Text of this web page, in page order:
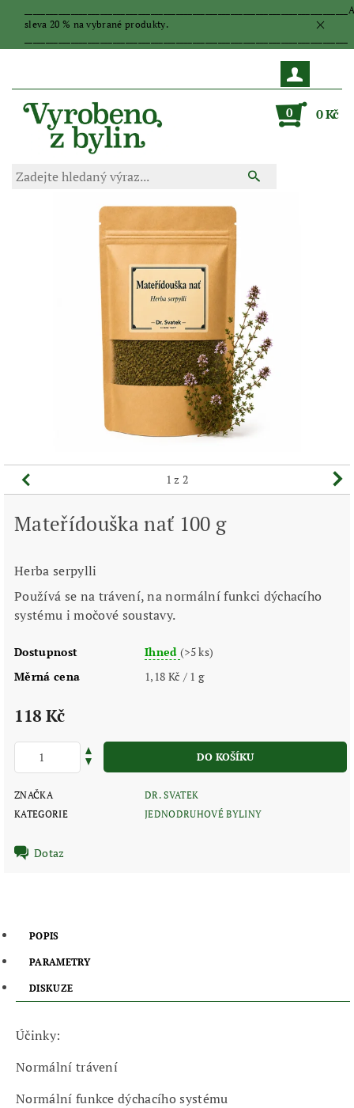
sleva 20 % na vybrané produkty.
0 0 Kč
1 z 2
Mateřídouška nať 100 g
Herba serpylli
Používá se na trávení, na normální funkci dýchacího
systému i močové soustavy.
Dostupnost Ihned(>5 ks)
Měrná cena
1,18 Kč / 1 g
118 Kč
ZNAČKA
DR. SVATEK
KATEGORIE
JEDNODRUHOVÉ BYLINY
Dotaz
POPIS
PARAMETRY
DISKUZE
Účinky:
Normální trávení
Normální funkce dýchacího systému